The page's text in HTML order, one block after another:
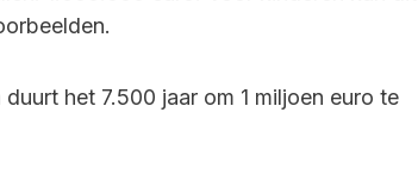
het 7.500 jaar om 1 miljoen euro te